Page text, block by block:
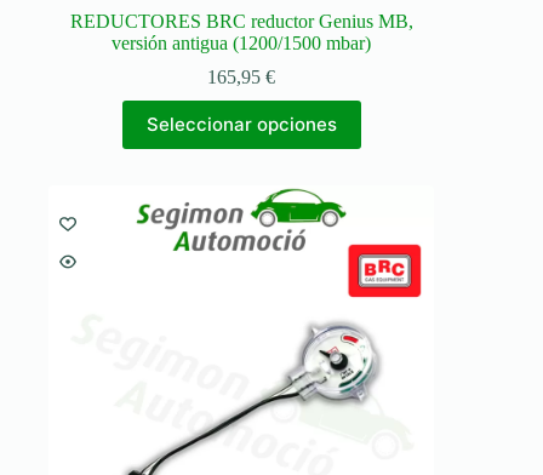
REDUCTORES BRC reductor Genius MB,
versión antigua (1200/1500 mbar)
165,95€
Seleccionar opciones
producto
tiene
variantes.
Las
opciones
página
de
producto